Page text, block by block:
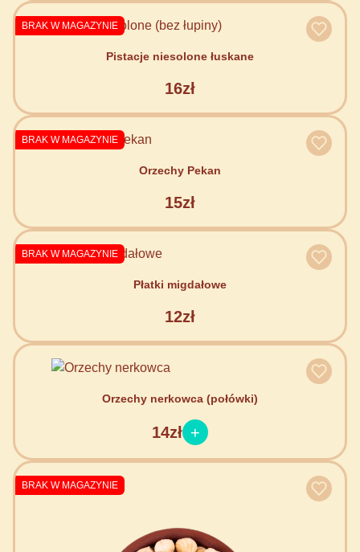
BRAK W MAGAZYNIE
Pistacje niesolone łuskane
16zł
BRAK W MAGAZYNIE
Orzechy Pekan
15zł
BRAK W MAGAZYNIE
Płatki migdałowe
12zł
Orzechy nerkowca (połówki)
14zł
BRAK W MAGAZYNIE